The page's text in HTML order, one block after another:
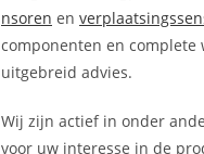
nsoren en
componenten en complete
uitgebreid advies.
Wij zijn actief in onder
voor uw interesse in de